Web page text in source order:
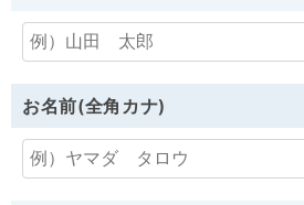
お名前(全角カナ)